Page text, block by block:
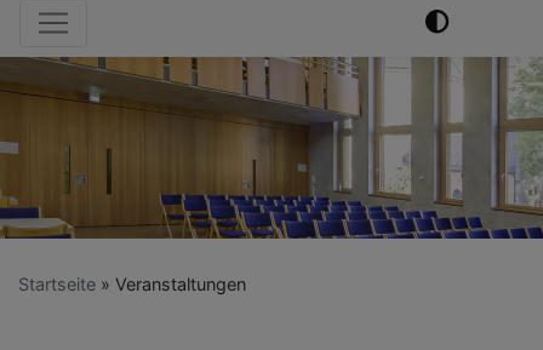
Hauptnavigation
Startseite Veranstaltungen